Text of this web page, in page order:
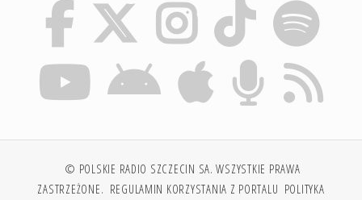
© POLSKIE RADIO SZCZECIN SA. WSZYSTKIE PRAWA
ZASTRZEŻONE. REGULAMIN KORZYSTANIA Z PORTALU POLITYKA